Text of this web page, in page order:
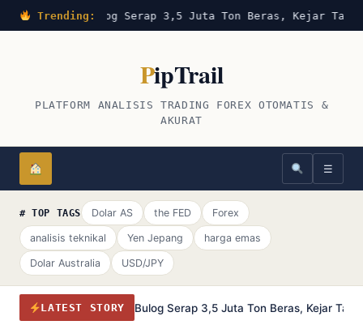
Trending:Bulog Serap 3,5 Juta Ton Beras, Kejar
PipTrail
PLATFORM ANALISIS TRADING FOREX OTOMATIS &
AKURAT
☰
# TOP TAGS Dolar AS the FED Forex
analisis teknikal Yen Jepang harga emas
Dolar Australia USD/JPY
LATEST STORY Bulog Serap 3,5 Juta Ton Beras, Kejar